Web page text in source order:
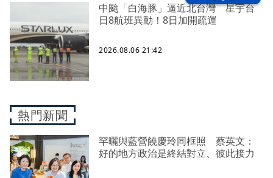
中颱「白海豚」逼近北台灣 星宇台
日8航班異動！8日加開疏運
2026.08.06 21:42
熱門新聞
罕曬與藍營饒慶玲同框照 蔡英文：
好的地方政治是終結對立、彼此接力